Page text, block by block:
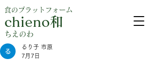
食のプラットフォーム
chieno和
​ちえのわ
るり子 市原
7月7日